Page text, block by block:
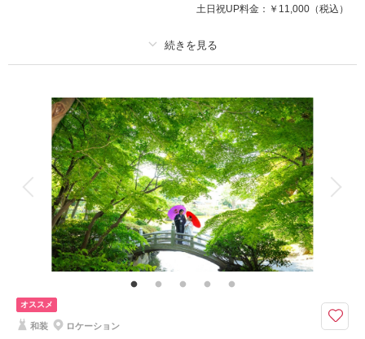
土日祝UP料金： ￥11,000 （税込）
撮影料 新婦衣装1着 新郎衣装1着
着付け ヘアメイク 小物一式
アルバム データ 80 カット 台紙付写真
衣装追加 会食 挙式
家族と撮影 家族用衣装レンタル ペットと撮影
その他含むもの
足袋・肌着 髪飾り等 当日は手ぶらでお越し頂いて大丈夫です
ドプレゼント♪ 39,000円が最終見積です
足袋や肌着なども全てこちらでご用意していますので手ぶらでお越し頂けま
オススメ
和装 ロケーション